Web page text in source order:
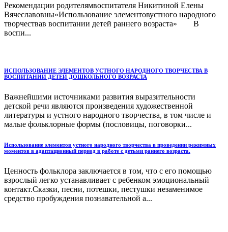
Рекомендации родителямвоспитателя Никитиной Елены
Вячеславовны«Использование элементовустного народного
творчествав воспитании детей раннего возраста» В
воспи...
ИСПОЛЬЗОВАНИЕ ЭЛЕМЕНТОВ УСТНОГО НАРОДНОГО ТВОРЧЕСТВА В
ВОСПИТАНИИ ДЕТЕЙ ДОШКОЛЬНОГО ВОЗРАСТА
Важнейшими источниками развития выразительности
детской речи являются произведения художественной
литературы и устного народного творчества, в том числе и
малые фольклорные формы (пословицы, поговорки...
Использование элементов устного народного творчества в проведении режимных
моментов в адаптационный период в работе с детьми раннего возраста.
Ценность фольклора заключается в том, что с его помощью
взрослый легко устанавливает с ребенком эмоциональный
контакт.Сказки, песни, потешки, пестушки незаменимое
средство пробуждения познавательной а...